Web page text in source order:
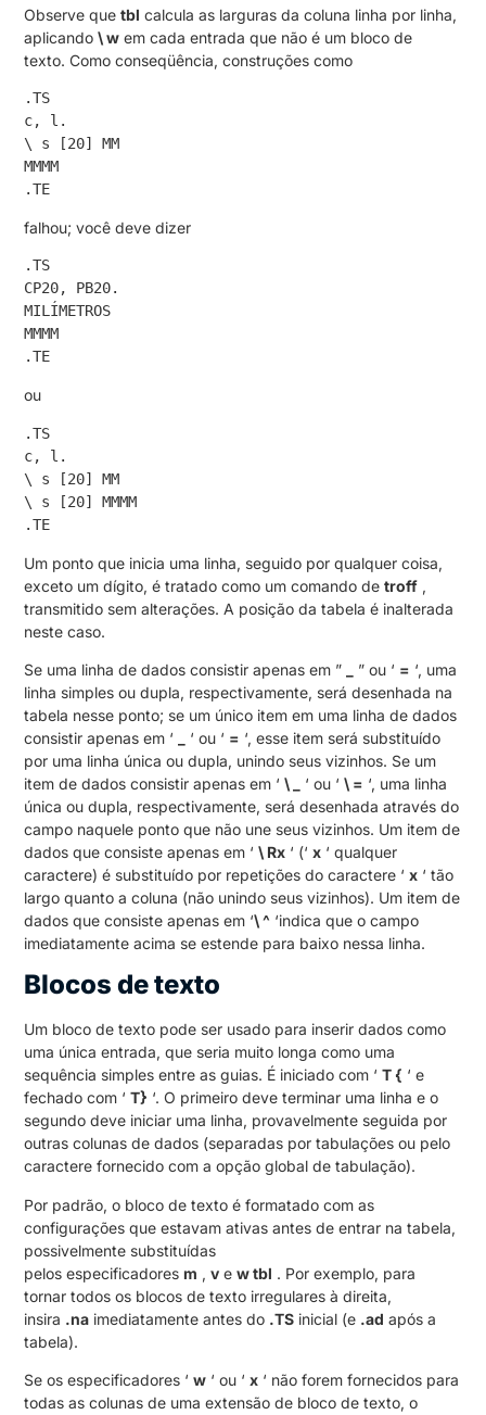
Observe quetbl calcula as larguras da coluna linha por linha,
aplicando\ w em cada entrada que não é um bloco de
texto. Como conseqüência, construções como
.TS
c, l.
\ s [20] MM
MMMM
.TE
falhou; você deve dizer
.TS
CP20, PB20.
MILÍMETROS
MMMM
.TE
ou
.TS
c, l.
\ s [20] MM
\ s [20] MMMM
.TE
Um ponto que inicia uma linha, seguido por qualquer coisa,
exceto um dígito, é tratado como um comando detroff ,
transmitido sem alterações. A posição da tabela é inalterada
neste caso.
Se uma linha de dados consistir apenas em ” ” ou ‘ = ‘, uma
linha simples ou dupla, respectivamente, será desenhada na
tabela nesse ponto; se um único item em uma linha de dados
consistir apenas em ‘
‘ ou ‘ = ‘, esse item será substituído
por uma linha única ou dupla, unindo seus vizinhos. Se um
item de dados consistir apenas em ‘\ _ ‘ ou ‘\ = ‘, uma linha
única ou dupla, respectivamente, será desenhada através do
campo naquele ponto que não une seus vizinhos. Um item de
dados que consiste apenas em ‘\ Rx ‘ (‘x ‘ qualquer
caractere) é substituído por repetições do caractere ‘x ‘ tão
largo quanto a coluna (não unindo seus vizinhos). Um item de
dados que consiste apenas em ‘\ ^ ‘indica que o campo
imediatamente acima se estende para baixo nessa linha.
Blocos de texto
Um bloco de texto pode ser usado para inserir dados como
uma única entrada, que seria muito longa como uma
sequência simples entre as guias. É iniciado com ‘T { ‘ e
fechado com ‘T} ‘. O primeiro deve terminar uma linha e o
segundo deve iniciar uma linha, provavelmente seguida por
outras colunas de dados (separadas por tabulações ou pelo
caractere fornecido com a opção global de tabulação).
Por padrão, o bloco de texto é formatado com as
configurações que estavam ativas antes de entrar na tabela,
possivelmente substituídas
pelos especificadoresm ,v ewtbl . Por exemplo, para
tornar todos os blocos de texto irregulares à direita,
insira .na imediatamente antes do .TS inicial (e .ad após a
tabela).
Se os especificadores ‘w ‘ ou ‘x ‘ não forem fornecidos para
todas as colunas de uma extensão de bloco de texto, o